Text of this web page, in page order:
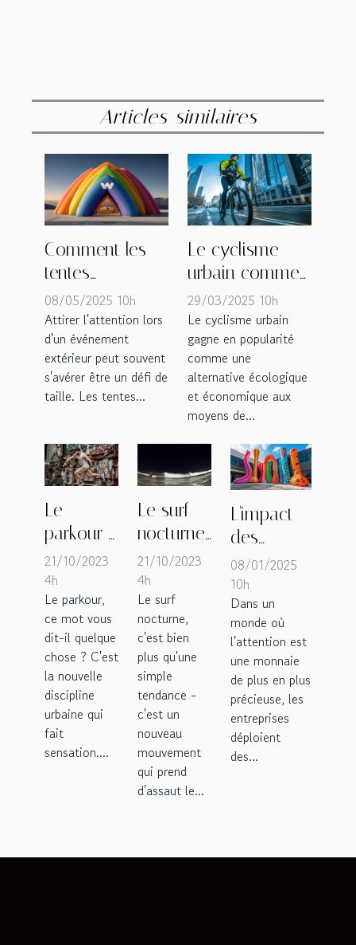
Articles similaires
Comment les
tentes
gonflables
peuvent
dynamiser
votre présence
lors
08/05/2025 10h
Attirer l'attention lors
d'un événement
extérieur peut souvent
s'avérer être un défi de
taille. Les tentes...
Le cyclisme
urbain comme
solution de
mobilité
avantages et
conseils pour
les nouveaux
cyclistes
29/03/2025 10h
Le cyclisme urbain
gagne en popularité
comme une
alternative écologique
et économique aux
moyens de...
Le
parkour :
la
nouvelle
discipline
urbaine
en vogue
21/10/2023
4h
Le parkour,
ce mot vous
dit-il quelque
chose ? C'est
la nouvelle
discipline
urbaine qui
fait
sensation....
Le surf
nocturne,
une
nouvelle
tendance
excitante
21/10/2023
4h
Le surf
nocturne,
c'est bien
plus qu'une
simple
tendance -
c'est un
nouveau
mouvement
qui prend
d'assaut le...
L'impact
des
structures
gonflables
géantes
sur la
visibilité
des
entreprises
08/01/2025
10h
Dans un
monde où
l'attention est
une monnaie
de plus en plus
précieuse, les
entreprises
déploient
des...